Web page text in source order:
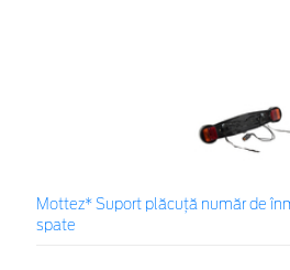
Mottez* Suport plăcuță număr de
spate